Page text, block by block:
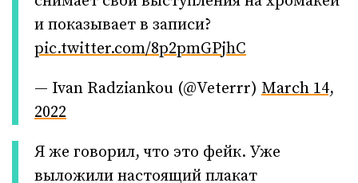
и показывает в записи?
pic.twitter.com/8p2pmGPjhC
— Ivan Radziankou (@Veterrr) March 14,
2022
Я же говорил, что это фейк. Уже
выложили настоящий плакат